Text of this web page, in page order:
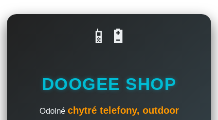
📱🔋
DOOGEE SHOP
Odolné chytré telefony, outdoor